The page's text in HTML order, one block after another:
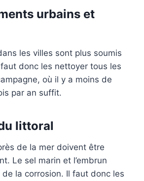
urbains et
les villes sont plus soumis
donc les nettoyer tous les
où il y a moins de
par an suffit.
littoral
de la mer doivent être
Le sel marin et l’embrun
la corrosion. Il faut donc les